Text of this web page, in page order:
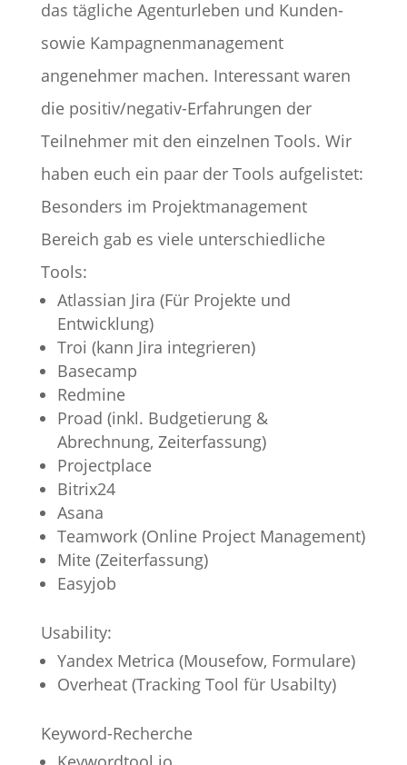
das tägliche Agenturleben und Kunden-
sowie Kampagnenmanagement
angenehmer machen. Interessant waren
die positiv/negativ-Erfahrungen der
Teilnehmer mit den einzelnen Tools. Wir
haben euch ein paar der Tools aufgelistet:
Besonders im Projektmanagement
Bereich gab es viele unterschiedliche
Tools:
Atlassian Jira (Für Projekte und
Entwicklung)
Troi (kann Jira integrieren)
Basecamp
Redmine
Proad (inkl. Budgetierung &
Abrechnung, Zeiterfassung)
Projectplace
Bitrix24
Asana
Teamwork (Online Project Management)
Mite (Zeiterfassung)
Easyjob
Usability:
Yandex Metrica (Mousefow, Formulare)
Overheat (Tracking Tool für Usabilty)
Keyword-Recherche